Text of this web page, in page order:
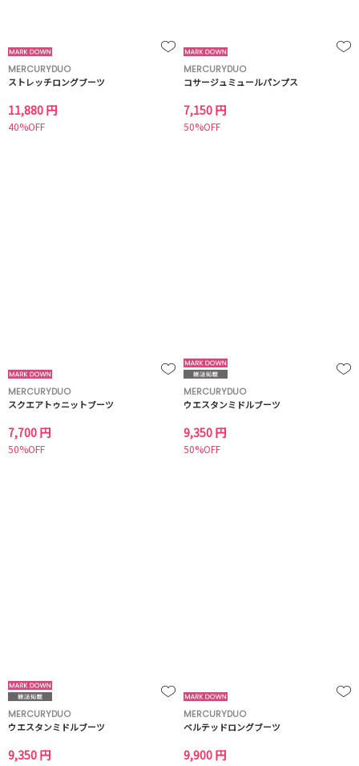
MERCURYDUO
ストレッチロングブーツ
11,880 円
40%OFF
MERCURYDUO
コサージュミュールパンプス
7,150 円
50%OFF
MERCURYDUO
スクエアトゥニットブーツ
7,700 円
50%OFF
MERCURYDUO
ウエスタンミドルブーツ
9,350 円
50%OFF
MERCURYDUO
ウエスタンミドルブーツ
9,350 円
MERCURYDUO
ベルテッドロングブーツ
9,900 円